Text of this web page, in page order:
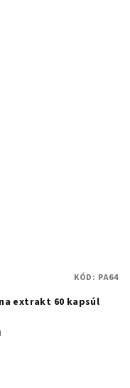
extrakt 60 kapsúl
KÓD: PA64